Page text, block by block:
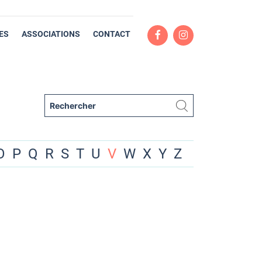
ASSOCIATIONS CONTACT
P Q R S T U V W X Y Z